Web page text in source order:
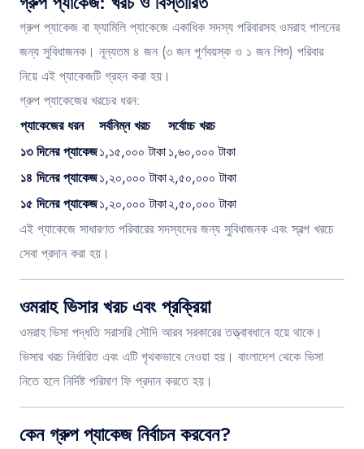
গ্রুপ প্যাকেজ বা ফ্যামিলি প্যাকেজে একাধিক সদস্য পরিবারসহ ওমরাহ পালনের
জন্য সুবিধাজনক। নূন্যতম ৪ জন (৩ জন পূর্ণবয়স্ক ও ১ জন শিশু) পরিবার
নিয়ে এই প্যাকেজটি গ্রহন করা হয়।
গ্রুপ প্যাকেজের খরচের ধরন:
প্যাকেজের ধরন
সর্বনিম্ন খরচ
সর্বোচ্চ খরচ
১৩ দিনের প্যাকেজ১,১৫,০০০ টাকা১,৬০,০০০ টাকা
১৪ দিনের প্যাকেজ১,২০,০০০ টাকা২,৫০,০০০ টাকা
১৫ দিনের প্যাকেজ১,২০,০০০ টাকা২,৫০,০০০ টাকা
এই প্যাকেজে সাধারণত পরিবারের সদস্যদের জন্য সুবিধাজনক এবং স্বল্প খরচে
সেবা প্রদান করা হয়।
ওমরাহ ভিসার খরচ এবং প্রক্রিয়া
ওমরাহ ভিসা পদ্ধতি সরাসরি সৌদি আরব সরকারের তত্ত্বাবধানে হয়ে থাকে।
ভিসার খরচ নির্ধারিত এবং এটি পৃথকভাবে নেওয়া হয়। বাংলাদেশ থেকে ভিসা
নিতে হলে নির্দিষ্ট পরিমাণ ফি প্রদান করতে হয়।
কেন গ্রুপ প্যাকেজ নির্বাচন করবেন?